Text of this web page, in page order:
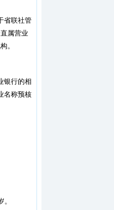
省联社管
属营业
。
银行的相
名称预核